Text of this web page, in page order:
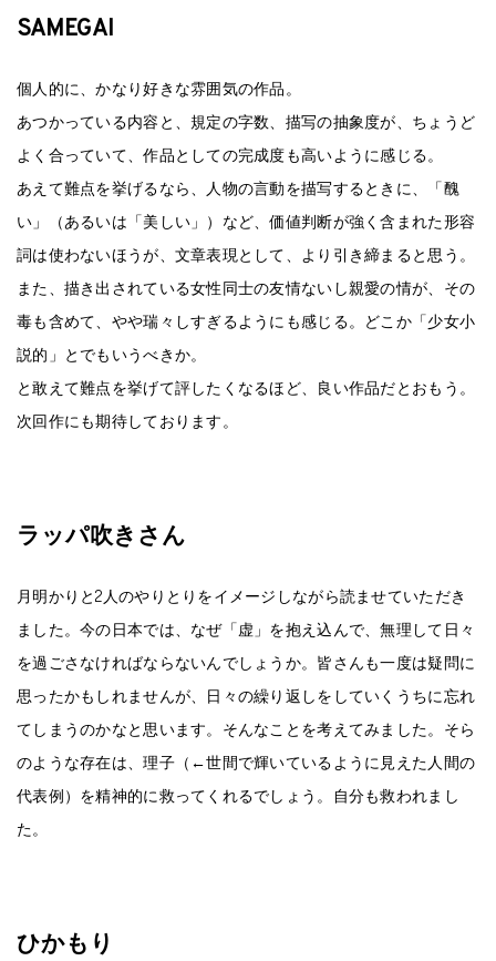
SAMEGAI
個人的に、かなり好きな雰囲気の作品。
あつかっている内容と、規定の字数、描写の抽象度が、ちょうど
よく合っていて、作品としての完成度も高いように感じる。
あえて難点を挙げるなら、人物の言動を描写するときに、「醜
い」（あるいは「美しい」）など、価値判断が強く含まれた形容
詞は使わないほうが、文章表現として、より引き締まると思う。
また、描き出されている女性同士の友情ないし親愛の情が、その
毒も含めて、やや瑞々しすぎるようにも感じる。どこか「少女小
説的」とでもいうべきか。
と敢えて難点を挙げて評したくなるほど、良い作品だとおもう。
次回作にも期待しております。
ラッパ吹きさん
月明かりと2人のやりとりをイメージしながら読ませていただき
ました。今の日本では、なぜ「虚」を抱え込んで、無理して日々
を過ごさなければならないんでしょうか。皆さんも一度は疑問に
思ったかもしれませんが、日々の繰り返しをしていくうちに忘れ
てしまうのかなと思います。そんなことを考えてみました。そら
のような存在は、理子（←世間で輝いているように見えた人間の
代表例）を精神的に救ってくれるでしょう。自分も救われまし
た。
ひかもり